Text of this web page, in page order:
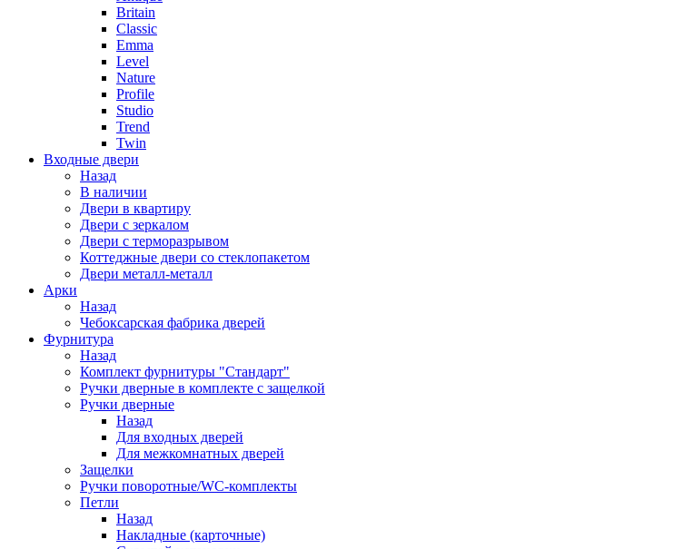
Britain
Classic
Emma
Level
Nature
Profile
Studio
Trend
Twin
Входные двери
Назад
В наличии
Двери в квартиру
Двери с зеркалом
Двери с терморазрывом
Коттеджные двери со стеклопакетом
Двери металл-металл
Арки
Назад
Чебоксарская фабрика дверей
Фурнитура
Назад
Комплект фурнитуры "Стандарт"
Ручки дверные в комплекте с защелкой
Ручки дверные
Назад
Для входных дверей
Для межкомнатных дверей
Защелки
Ручки поворотные/WC-комплекты
Петли
Назад
Накладные (карточные)